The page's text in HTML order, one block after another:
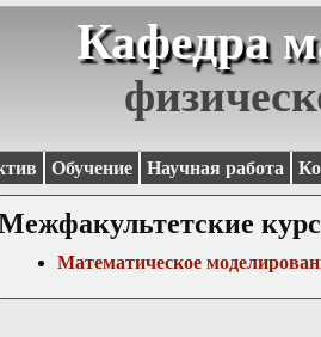
Кафедра
Обучение Научная работа
Математическое